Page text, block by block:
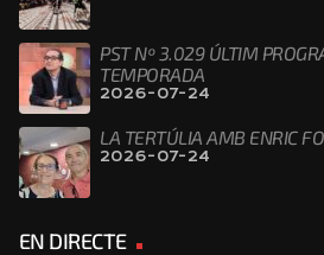
PST Nº 3.029 ÚLTIM
TEMPORADA
2026-07-24
LA TERTÚLIA AMB ENRIC
2026-07-24
EN DIRECTE